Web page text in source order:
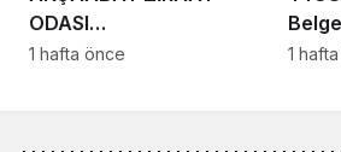
ODASI
BAŞKANLIĞINDAN
1 hafta önce
ve
1